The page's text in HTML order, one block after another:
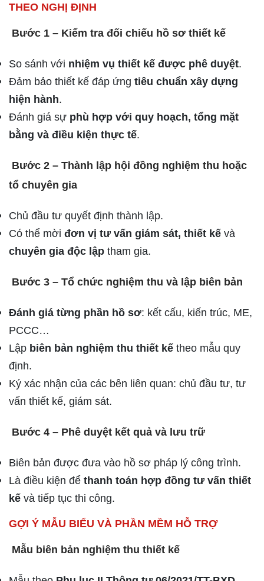
THEO NGHỊ ĐỊNH
Bước 1 – Kiểm tra đối chiếu hồ sơ thiết kế
So sánh với nhiệm vụ thiết kế được phê duyệt.
Đảm bảo thiết kế đáp ứng tiêu chuẩn xây dựng
hiện hành.
Đánh giá sự phù hợp với quy hoạch, tổng mặt
bằng và điều kiện thực tế.
Bước 2 – Thành lập hội đồng nghiệm thu hoặc
tổ chuyên gia
Chủ đầu tư quyết định thành lập.
Có thể mời đơn vị tư vấn giám sát, thiết kế và
chuyên gia độc lập tham gia.
Bước 3 – Tổ chức nghiệm thu và lập biên bản
Đánh giá từng phần hồ sơ: kết cấu, kiến trúc, ME,
PCCC…
Lập biên bản nghiệm thu thiết kế theo mẫu quy
định.
Ký xác nhận của các bên liên quan: chủ đầu tư, tư
vấn thiết kế, giám sát.
Bước 4 – Phê duyệt kết quả và lưu trữ
Biên bản được đưa vào hồ sơ pháp lý công trình.
Là điều kiện để thanh toán hợp đồng tư vấn thiết
kế và tiếp tục thi công.
GỢI Ý MẪU BIỂU VÀ PHẦN MỀM HỖ TRỢ
Mẫu biên bản nghiệm thu thiết kế